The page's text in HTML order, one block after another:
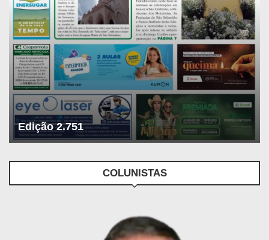
Edição 2.751
COLUNISTAS